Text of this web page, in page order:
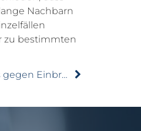
Nachbarn
zu bestimmten
Auch in der Ferienzeit: Haus gegen Einbruch sichern